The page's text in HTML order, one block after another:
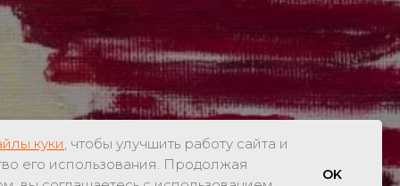
куки, чтобы улучшить работу сайта и
его использования. Продолжая
OK